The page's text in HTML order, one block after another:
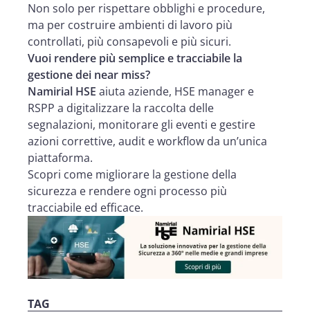
Non solo per rispettare obblighi e procedure,
ma per costruire ambienti di lavoro più
controllati, più consapevoli e più sicuri.
Vuoi rendere più semplice e tracciabile la
gestione dei near miss?
Namirial HSE aiuta aziende, HSE manager e
RSPP a digitalizzare la raccolta delle
segnalazioni, monitorare gli eventi e gestire
azioni correttive, audit e workflow da un’unica
piattaforma.
Scopri come migliorare la gestione della
sicurezza e rendere ogni processo più
tracciabile ed efficace.
TAG